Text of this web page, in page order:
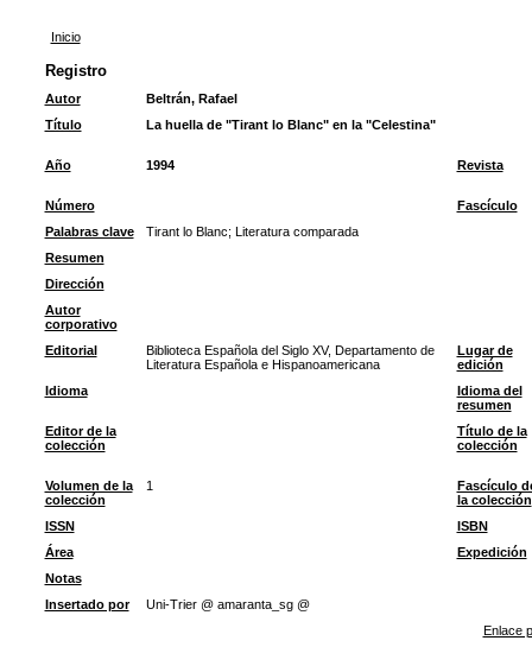
Inicio
Registro
Autor
Beltrán, Rafael
Título
La huella de "Tirant lo Blanc" en la "Celestina"
Año 1994 Revista
Número
Fascículo
Palabras clave
Tirant lo Blanc; Literatura comparada
Resumen
Dirección
Autor
corporativo
Editorial
Biblioteca Española del Siglo XV, Departamento de
Literatura Española e Hispanoamericana
Lugar de
edición
Idioma
Idioma del
resumen
Editor de la
colección
Título de la
colección
Volumen de la
colección
1
Fascículo
la colección
ISSN
ISBN
Área
Expedición
Notas
Insertado por
Uni-Trier @ amaranta_sg @
Enlace